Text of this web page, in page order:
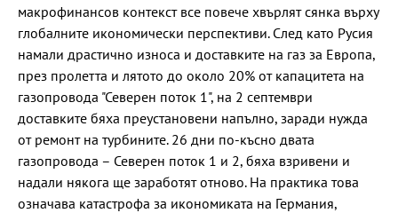
макрофинансов контекст все повече хвърлят сянка върху
глобалните икономически перспективи. След като Русия
намали драстично износа и доставките на газ за Европа,
през пролетта и лятото до около 20% от капацитета на
газопровода "Северен поток 1", на 2 септември
доставките бяха преустановени напълно, заради нужда
от ремонт на турбините. 26 дни по-късно двата
газопровода – Северен поток 1 и 2, бяха взривени и
надали някога ще заработят отново. На практика това
означава катастрофа за икономиката на Германия,